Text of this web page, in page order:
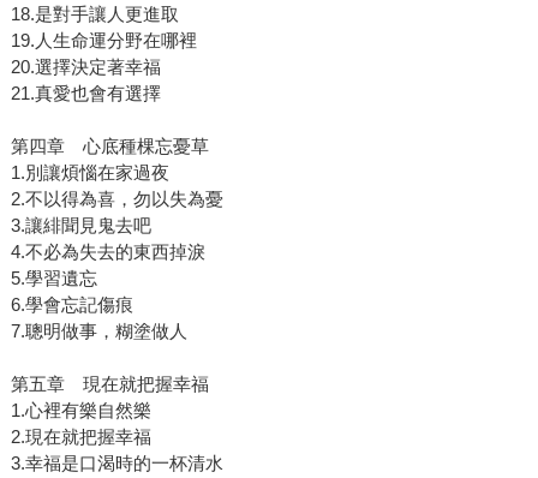
18.是對手讓人更進取
19.人生命運分野在哪裡
20.選擇決定著幸福
21.真愛也會有選擇
第四章 心底種棵忘憂草
1.別讓煩惱在家過夜
2.不以得為喜，勿以失為憂
3.讓緋聞見鬼去吧
4.不必為失去的東西掉淚
5.學習遺忘
6.學會忘記傷痕
7.聰明做事，糊塗做人
第五章 現在就把握幸福
1.心裡有樂自然樂
2.現在就把握幸福
3.幸福是口渴時的一杯清水